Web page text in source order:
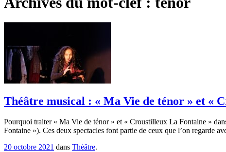
Théâtre musical : « Ma Vie de ténor » et «
Pourquoi traiter « Ma Vie de ténor » et « Croustilleux La Fontaine »
Fontaine »). Ces deux spectacles font partie de ceux que l’on regarde
20 octobre 2021 dans Théâtre.